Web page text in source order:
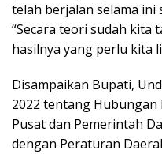
telah berjalan selama ini
“Secara teori sudah kita
hasilnya yang perlu kita
Disampaikan Bupati,
2022 tentang
Pusat dan Pemerintah
dengan Peraturan